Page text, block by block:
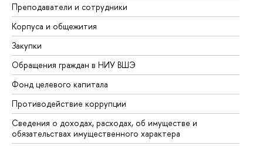
Преподаватели и сотрудники
Корпуса и общежития
Закупки
Обращения граждан в НИУ ВШЭ
Фонд целевого капитала
Противодействие коррупции
Сведения о доходах, расходах, об имуществе и
обязательствах имущественного характера